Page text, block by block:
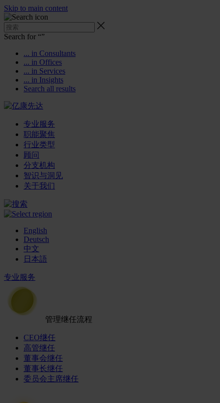
Skip to main content
Search for “”
... in Consultants
... in Offices
... in Services
... in Insights
Search all results
专业服务
职能聚焦
行业类型
顾问
分支机构
智识与洞见
关于我们
English
Deutsch
中文
日本語
专业服务
管理继任流程
CEO继任
高管继任
董事会继任
董事长继任
委员会主席继任